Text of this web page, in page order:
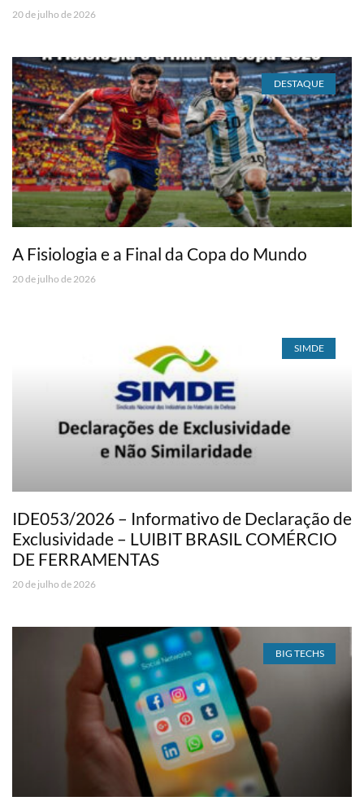
20 de julho de 2026
DESTAQUE
A Fisiologia e a Final da Copa do Mundo
20 de julho de 2026
SIMDE
IDE053/2026 – Informativo de Declaração de
Exclusividade – LUIBIT BRASIL COMÉRCIO
DE FERRAMENTAS
20 de julho de 2026
BIG TECHS